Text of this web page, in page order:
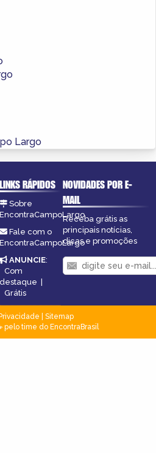
Largo
LINKS RÁPIDOS
Sobre
EncontraCampoLargo
Fale com o
EncontraCampoLargo
ANUNCIE:
Com
destaque
Grátis
NOVIDADES POR E-
MAIL
Receba grátis as
principais notícias,
dicas e promoções
Sitemap
pelo time do EncontraBrasil